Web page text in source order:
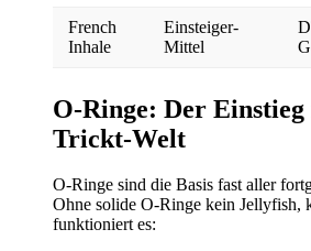
French
Inhale
Einsteiger-
Mittel
O-Ringe: Der Einstieg
Trickt-Welt
O-Ringe sind die Basis fast aller
Ohne solide O-Ringe kein Jellyfish,
funktioniert es: